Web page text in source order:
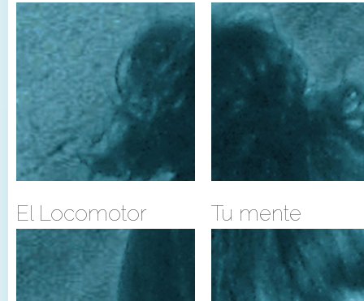
El Locomotor Tu mente